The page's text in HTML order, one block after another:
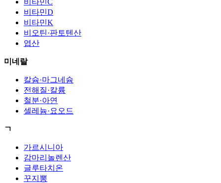
비타민D
비타민K
비오틴·판토텐산
엽산
미네랄
칼슘·마그네슘
전해질·칼륨
철분·아연
셀레늄·요오드
ㄱ
가르시니아
감마리놀렌산
글루타치온
꾸지뽕